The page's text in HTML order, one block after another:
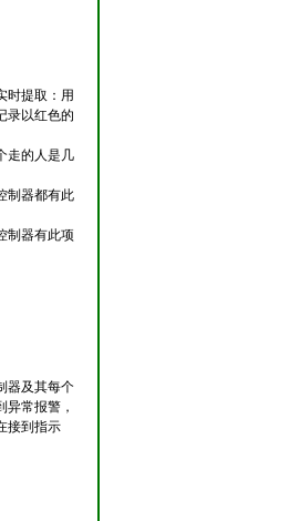
时提取：用
录以红色的
走的人是几
制器都有此
制器有此项
器及其每个
常报警，
接到指示